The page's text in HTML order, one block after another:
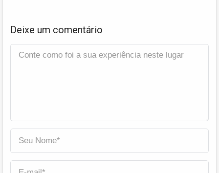
Deixe um comentário